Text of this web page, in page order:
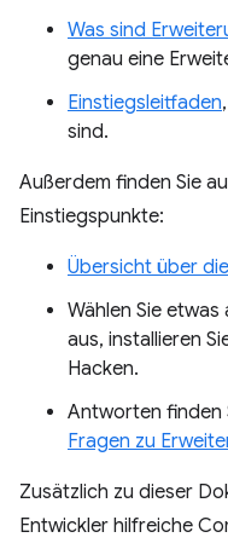
Was sind
genau eine
Einstiegsleitfaden
sind.
Außerdem finden Sie
Einstiegspunkte:
Übersicht über
Wählen Sie etwas
aus, installieren
Hacken.
Antworten finden
Fragen zu
Zusätzlich zu dieser
Entwickler hilfreiche